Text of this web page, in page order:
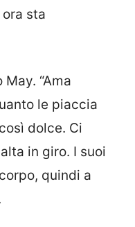
sta
May. “Ama
le piaccia
dolce. Ci
in giro. I suoi
quindi a